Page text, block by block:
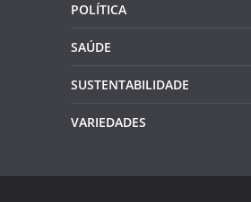
POLÍTICA
SAÚDE
SUSTENTABILIDADE
VARIEDADES